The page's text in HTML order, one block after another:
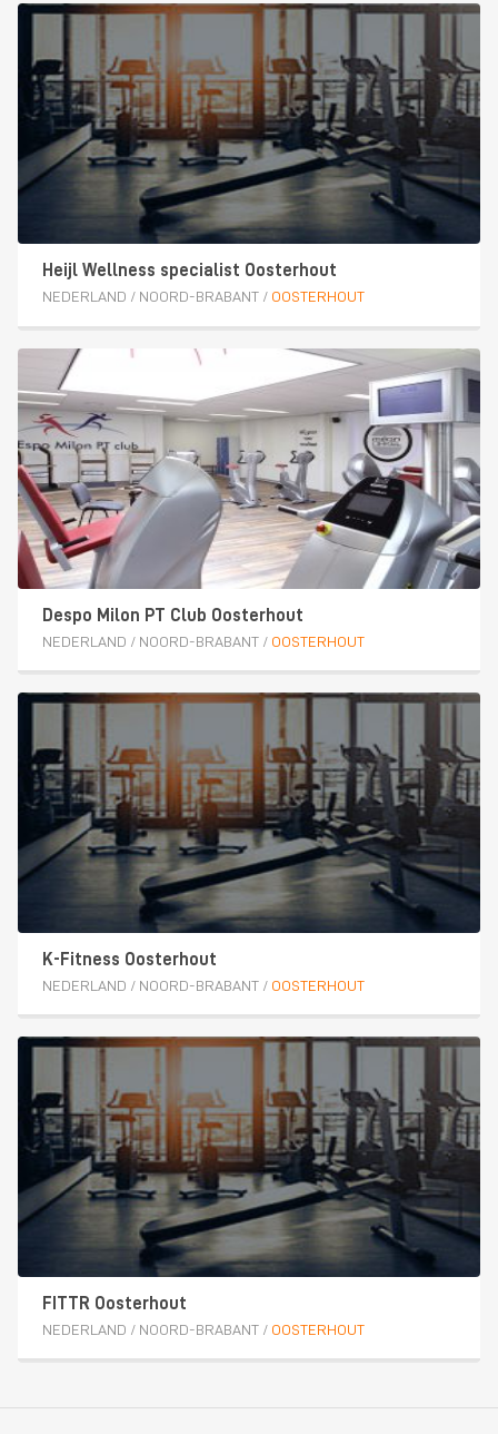
Heijl Wellness specialist Oosterhout
NEDERLAND / NOORD-BRABANT/ OOSTERHOUT
Despo Milon PT Club Oosterhout
NEDERLAND / NOORD-BRABANT/ OOSTERHOUT
K-Fitness Oosterhout
NEDERLAND / NOORD-BRABANT/ OOSTERHOUT
FITTR Oosterhout
NEDERLAND / NOORD-BRABANT/ OOSTERHOUT